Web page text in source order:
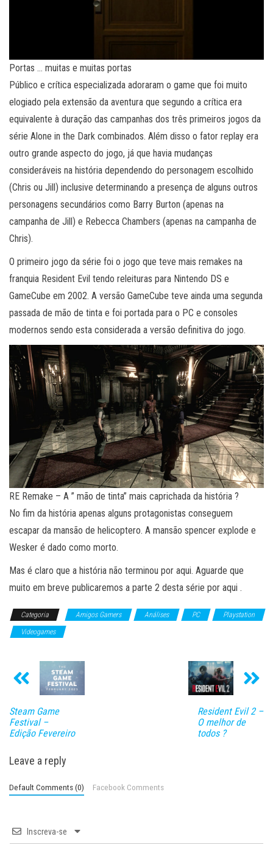
Portas … muitas e muitas portas
Público e crítica especializada adoraram o game que foi muito
elogiado pela extensão da aventura que segundo a crítica era
equivalente à duração das campanhas dos três primeiros jogos da
série Alone in the Dark combinados. Além disso o fator replay era
outro grande aspecto do jogo, já que havia mudanças
consideráveis na história dependendo do personagem escolhido
(Chris ou Jill) inclusive determinando a presença de alguns outros
personagens secundários como Barry Burton (apenas na
campanha de Jill) e Rebecca Chambers (apenas na campanha de
Chris).
O primeiro jogo da série foi o jogo que teve mais remakes na
franquia Resident Evil tendo releituras para Nintendo DS e
GameCube em 2002. A versão GameCube teve ainda uma segunda
passada de mão de tinta e foi portada para o PC e consoles
modernos sendo esta considerada a versão definitiva do jogo.
RE Remake – A ” mão de tinta” mais caprichada da história ?
No fim da história apenas alguns protagonistas conseguem
escapar da mansão de helicoptero. A mansão spencer explode e
Wesker é dado como morto.
Mas é claro que a história não terminou por aqui. Aguarde que
muito em breve publicaremos a parte 2 desta série por aqui .
Categoria Amigos Gamers Análises PC
Playstation
Videogames
Steam Game
Festival –
Edição Fevereiro
Resident Evil 2 –
O melhor de
todos ?
Leave a reply
Default Comments (0) Facebook Comments
Inscreva-se